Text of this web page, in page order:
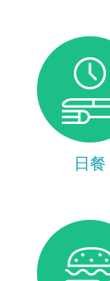
日餐